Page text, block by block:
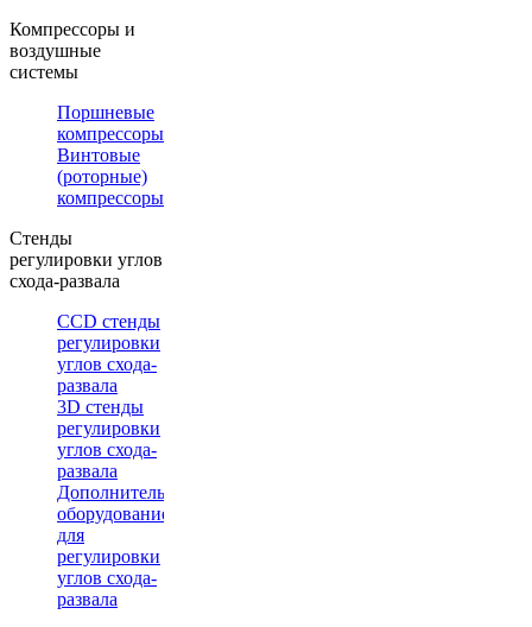
Компрессоры и
воздушные
системы
Поршневые
компрессоры
Винтовые
(роторные)
компрессоры
Стенды
регулировки углов
схода-развала
CCD стенды
регулировки
углов схода-
развала
3D стенды
регулировки
углов схода-
развала
Дополнительное
оборудование
для
регулировки
углов схода-
развала